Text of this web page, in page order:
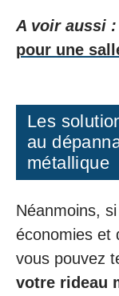
A voir aussi :
pour une
Les
au
métallique
Néanmoins,
économies et
vous pouvez
votre rideau